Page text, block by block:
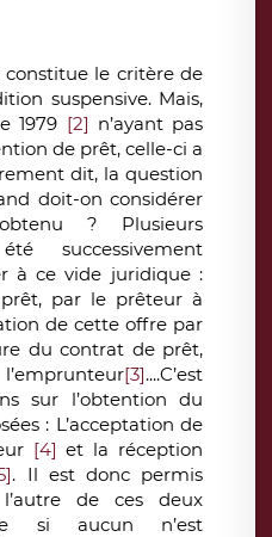
constitue le critère de
suspensive. Mais,
1979 [2] n’ayant pas
de prêt, celle-ci a
dit, la question
doit-on considérer
? Plusieurs
successivement
à ce vide juridique :
par le prêteur à
de cette offre par
du contrat de prêt,
[3]....C’est
sur l’obtention du
: L’acceptation de
[4] et la réception
. Il est donc permis
de ces deux
si aucun n’est